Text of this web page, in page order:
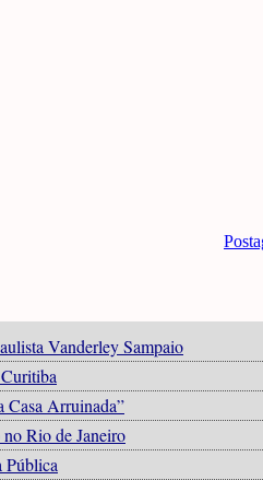
Vanderley Sampaio
Casa Arruinada”
Rio de Janeiro
Pública